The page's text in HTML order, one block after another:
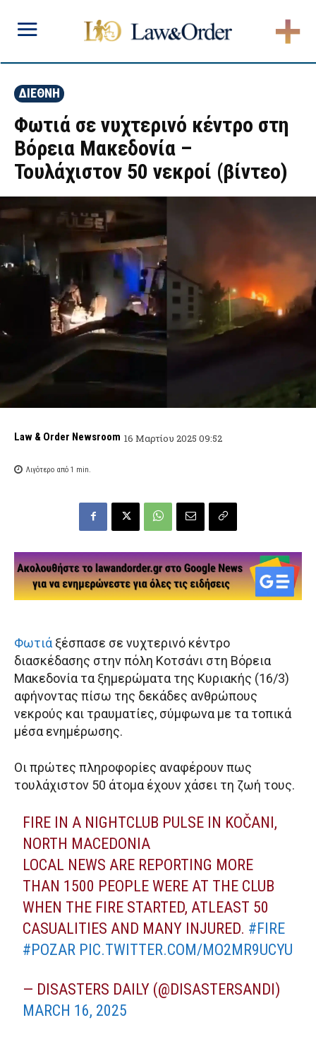
ΔΙΕΘΝΗ
Φωτιά σε νυχτερινό κέντρο στη
Βόρεια Μακεδονία –
Τουλάχιστον 50 νεκροί (βίντεο)
Law & Order Newsroom 16 Μαρτίου 2025 09:52
Λιγότερο από 1 min.
Φωτιάξέσπασε σε νυχτερινό κέντρο
διασκέδασης στην πόλη Κοτσάνι στη Βόρεια
Μακεδονία τα ξημερώματα της Κυριακής (16/3)
αφήνοντας πίσω της δεκάδες ανθρώπους
νεκρούς και τραυματίες, σύμφωνα με τα τοπικά
μέσα ενημέρωσης.
Οι πρώτες πληροφορίες αναφέρουν πως
τουλάχιστον 50 άτομα έχουν χάσει τη ζωή τους.
FIRE IN A NIGHTCLUB PULSE IN KOČANI,
NORTH MACEDONIA
LOCAL NEWS ARE REPORTING MORE
THAN 1500 PEOPLE WERE AT THE CLUB
WHEN THE FIRE STARTED, ATLEAST 50
CASUALITIES AND MANY INJURED. #FIRE
#POZAR PIC.TWITTER.COM/MO2MR9UCYU
— DISASTERS DAILY (@DISASTERSANDI)
MARCH 16, 2025